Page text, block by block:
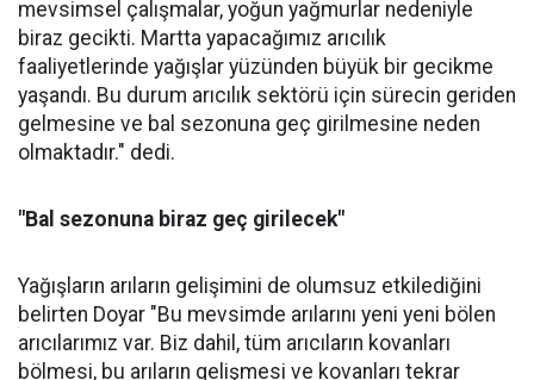
mevsimsel çalışmalar, yoğun yağmurlar nedeniyle
biraz gecikti. Martta yapacağımız arıcılık
faaliyetlerinde yağışlar yüzünden büyük bir gecikme
yaşandı. Bu durum arıcılık sektörü için sürecin geriden
gelmesine ve bal sezonuna geç girilmesine neden
olmaktadır." dedi.
"Bal sezonuna biraz geç girilecek"
Yağışların arıların gelişimini de olumsuz etkilediğini
belirten Doyar "Bu mevsimde arılarını yeni yeni bölen
arıcılarımız var. Biz dahil, tüm arıcıların kovanları
bölmesi, bu arıların gelişmesi ve kovanları tekrar